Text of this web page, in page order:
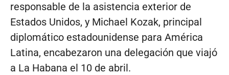
responsable de la asistencia exterior de
Estados Unidos, y Michael Kozak, principal
diplomático estadounidense para América
Latina, encabezaron una delegación que viajó
a La Habana el 10 de abril.